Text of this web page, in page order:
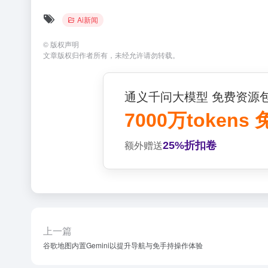
Ai新闻
© 版权声明
文章版权归作者所有，未经允许请勿转载。
通义千问大模型 免费资源
7000万tokens
额外赠送25%折扣卷
上一篇
谷歌地图内置Gemini以提升导航与免手持操作体验